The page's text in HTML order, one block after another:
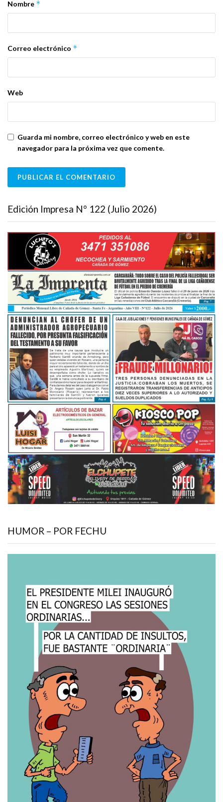
Nombre *
Correo electrónico *
Web
Guarda mi nombre, correo electrónico y web en este
navegador para la próxima vez que comente.
Edición Impresa N° 122 (Julio 2026)
HUMOR – POR FECHU